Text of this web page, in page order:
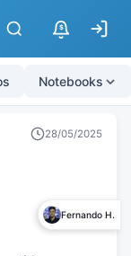
$
Notebooks
28/05/2025
Fernando H.